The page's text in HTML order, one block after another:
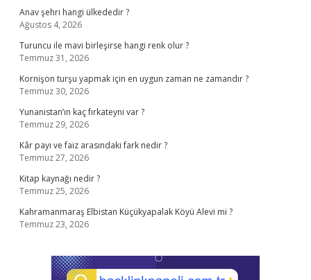
Anav şehri hangi ülkededir ?
Ağustos 4, 2026
Turuncu ile mavi birleşirse hangi renk olur ?
Temmuz 31, 2026
Kornişon turşu yapmak için en uygun zaman ne zamandır ?
Temmuz 30, 2026
Yunanistan’ın kaç fırkateyni var ?
Temmuz 29, 2026
Kâr payı ve faiz arasındaki fark nedir ?
Temmuz 27, 2026
Kitap kaynağı nedir ?
Temmuz 25, 2026
Kahramanmaraş Elbistan Küçükyapalak Köyü Alevi mi ?
Temmuz 23, 2026